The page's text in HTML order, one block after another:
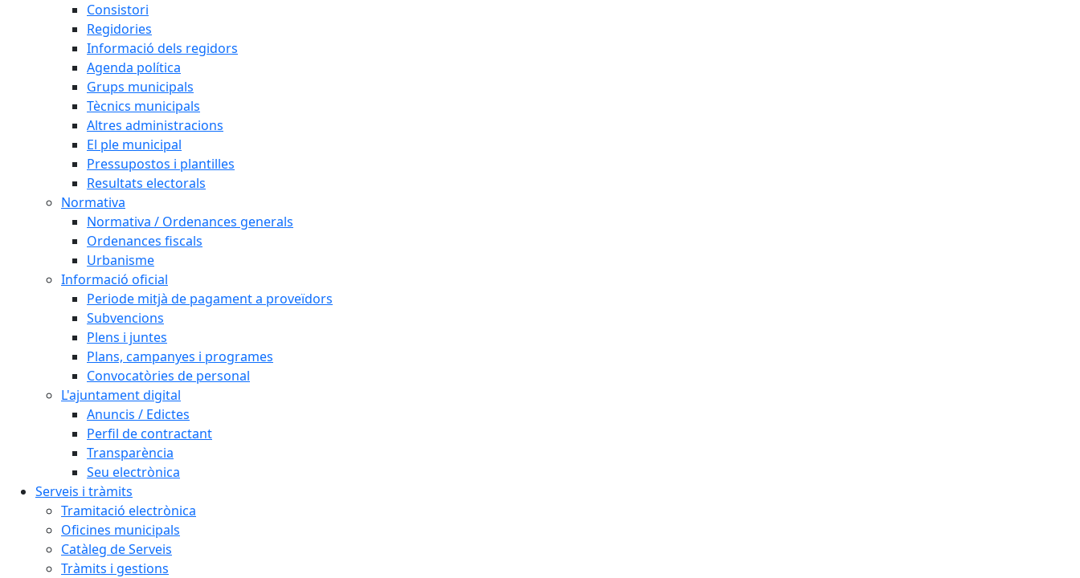
Consistori
Regidories
Informació dels regidors
Agenda política
Grups municipals
Tècnics municipals
Altres administracions
El ple municipal
Pressupostos i plantilles
Resultats electorals
Normativa
Normativa / Ordenances generals
Ordenances fiscals
Urbanisme
Informació oficial
Periode mitjà de pagament a proveïdors
Subvencions
Plens i juntes
Plans, campanyes i programes
Convocatòries de personal
L'ajuntament digital
Anuncis / Edictes
Perfil de contractant
Transparència
Seu electrònica
Serveis i tràmits
Tramitació electrònica
Oficines municipals
Catàleg de Serveis
Tràmits i gestions